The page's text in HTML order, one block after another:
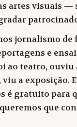
artes visuais —
jornalismo de
e
ao teatro, ouviu
a exposição.
é gratuito para
que